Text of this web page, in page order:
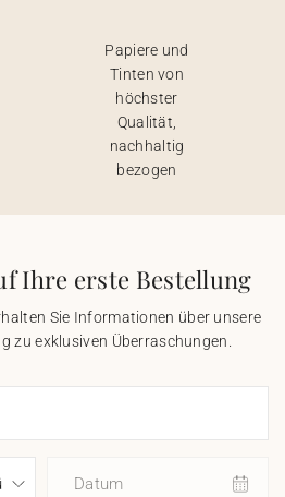
Papiere und
Tinten von
höchster
Qualität,
nachhaltig
bezogen
Ihre erste Bestellung
Sie Informationen über unsere
zu exklusiven Überraschungen.
Datum